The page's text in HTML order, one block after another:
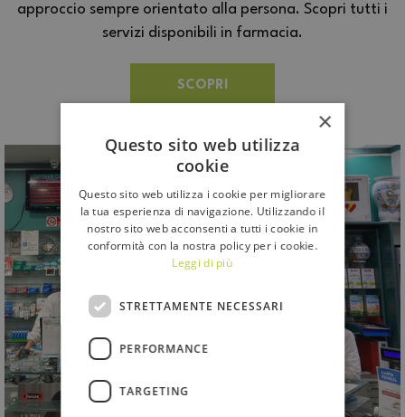
approccio sempre orientato alla persona. Scopri tutti i
servizi disponibili in farmacia.
SCOPRI
×
Questo sito web utilizza
cookie
Questo sito web utilizza i cookie per migliorare
la tua esperienza di navigazione. Utilizzando il
nostro sito web acconsenti a tutti i cookie in
conformità con la nostra policy per i cookie.
Leggi di più
STRETTAMENTE NECESSARI
PERFORMANCE
TARGETING